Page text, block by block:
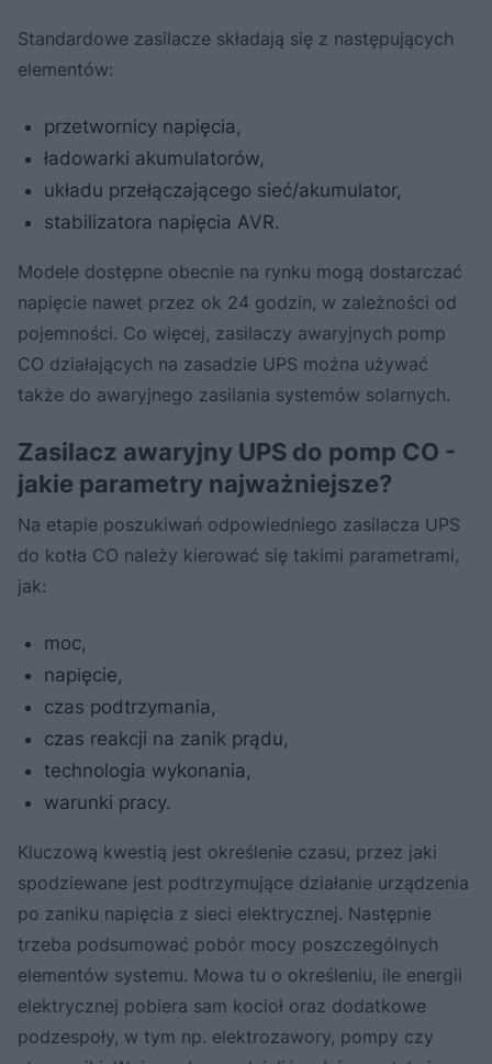
Standardowe zasilacze składają się z następujących
elementów:
przetwornicy napięcia,
ładowarki akumulatorów,
układu przełączającego sieć/akumulator,
stabilizatora napięcia AVR.
Modele dostępne obecnie na rynku mogą dostarczać
napięcie nawet przez ok 24 godzin, w zależności od
pojemności. Co więcej, zasilaczy awaryjnych pomp
CO działających na zasadzie UPS można używać
także do awaryjnego zasilania systemów solarnych.
Zasilacz awaryjny UPS do pomp CO -
jakie parametry najważniejsze?
Na etapie poszukiwań odpowiedniego zasilacza UPS
do kotła CO należy kierować się takimi parametrami,
jak:
moc,
napięcie,
czas podtrzymania,
czas reakcji na zanik prądu,
technologia wykonania,
warunki pracy.
Kluczową kwestią jest określenie czasu, przez jaki
spodziewane jest podtrzymujące działanie urządzenia
po zaniku napięcia z sieci elektrycznej. Następnie
trzeba podsumować pobór mocy poszczególnych
elementów systemu. Mowa tu o określeniu, ile energii
elektrycznej pobiera sam kocioł oraz dodatkowe
podzespoły, w tym np. elektrozawory, pompy czy